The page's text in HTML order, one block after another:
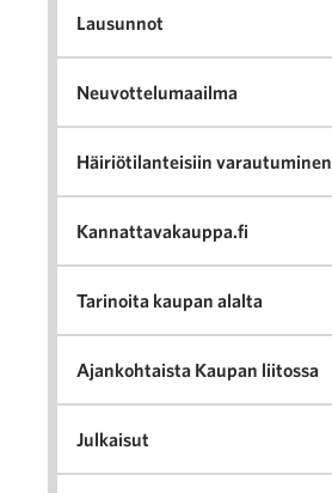
Lausunnot
Neuvottelumaailma
Häiriötilanteisiin varautuminen
Kannattavakauppa.fi
Tarinoita kaupan alalta
Ajankohtaista Kaupan liitossa
Julkaisut